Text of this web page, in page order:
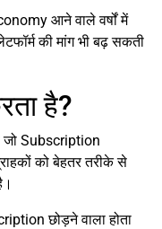
आने वाले वर्षों में
की मांग भी बढ़ सकती
है?
Subscription
को बेहतर तरीके से
छोड़ने वाला होता